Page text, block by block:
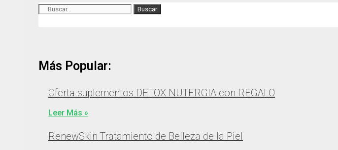
Buscar
Más Popular:
Oferta suplementos DETOX NUTERGIA con REGALO
Leer Más »
RenewSkin Tratamiento de Belleza de la Piel